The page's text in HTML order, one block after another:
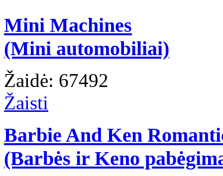
Mini Machines
(Mini automobiliai)
Žaidė: 67492
Žaisti
Barbie And Ken
(Barbės ir Keno